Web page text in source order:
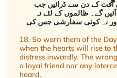
آفت کے دن سے ڈرائیں جب
گے۔ ظالموں کے لئے نہ
نہ کوئی سفارشی جس کی
18. So warn them of the
when the hearts will rise to
distress inwardly. The
a loyal friend nor any
heard.